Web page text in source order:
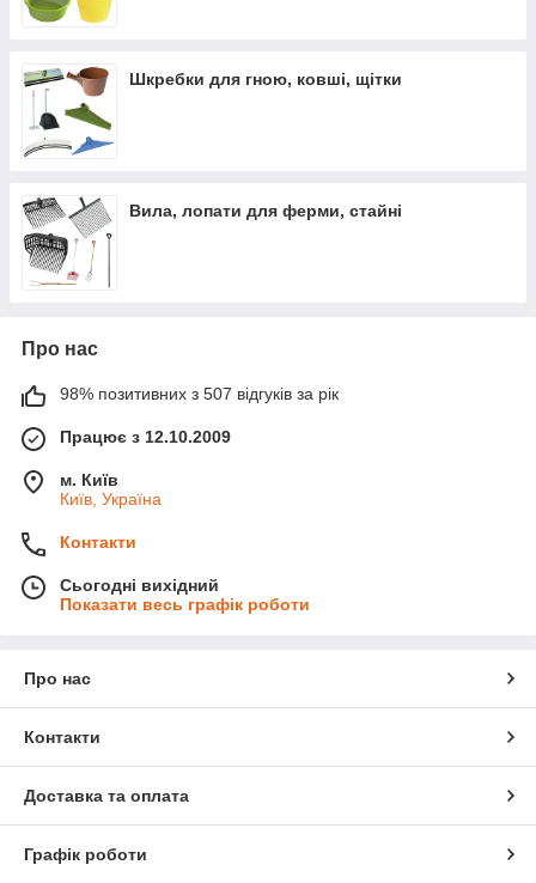
Для прибирання приміщень:
взуття.
Шкребки для гною, ковші, щітки
Вила, лопати для ферми, стайні
Про нас
98% позитивних з 507 відгуків за рік
Працює з 12.10.2009
м. Київ
Київ, Україна
Контакти
Сьогодні вихідний
Показати весь графік роботи
Про нас
Контакти
Доставка та оплата
Графік роботи